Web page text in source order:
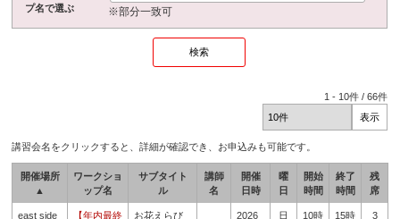
プ名で選ぶ
※部分一致可
1 - 10件 /66件
講習会名をクリックすると、詳細が確認でき、お申込みも可能です。
開催場所
▲
ワークショ
ップ名
サブタイト
ル
講師
名
開催
日時
曜
日
開始
時間
終了
時間
残
席
east side
【年内最終
お花えらび
2026
日
10時
15時
3